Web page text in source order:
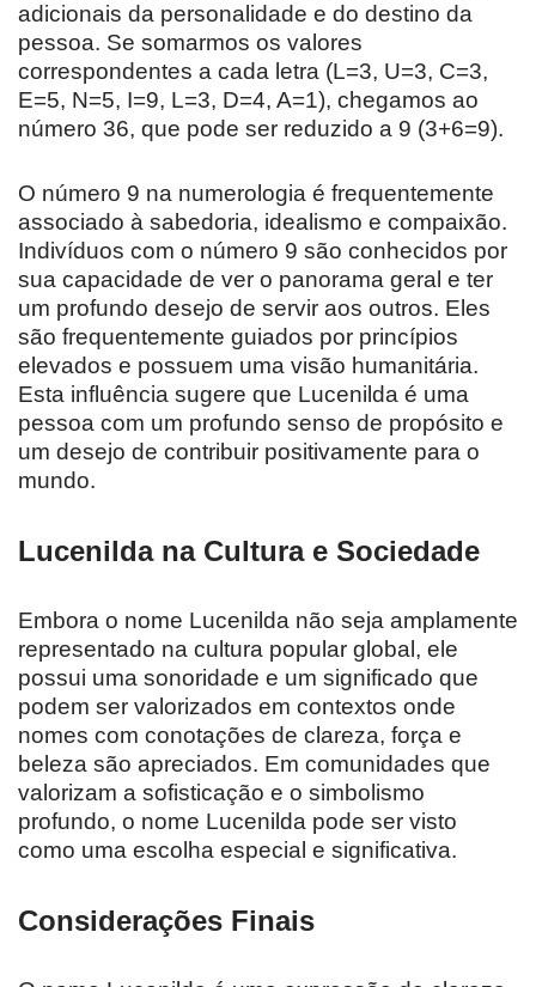
adicionais da personalidade e do destino da
pessoa. Se somarmos os valores
correspondentes a cada letra (L=3, U=3, C=3,
E=5, N=5, I=9, L=3, D=4, A=1), chegamos ao
número 36, que pode ser reduzido a 9 (3+6=9).
O número 9 na numerologia é frequentemente
associado à sabedoria, idealismo e compaixão.
Indivíduos com o número 9 são conhecidos por
sua capacidade de ver o panorama geral e ter
um profundo desejo de servir aos outros. Eles
são frequentemente guiados por princípios
elevados e possuem uma visão humanitária.
Esta influência sugere que Lucenilda é uma
pessoa com um profundo senso de propósito e
um desejo de contribuir positivamente para o
mundo.
Lucenilda na Cultura e Sociedade
Embora o nome Lucenilda não seja amplamente
representado na cultura popular global, ele
possui uma sonoridade e um significado que
podem ser valorizados em contextos onde
nomes com conotações de clareza, força e
beleza são apreciados. Em comunidades que
valorizam a sofisticação e o simbolismo
profundo, o nome Lucenilda pode ser visto
como uma escolha especial e significativa.
Considerações Finais